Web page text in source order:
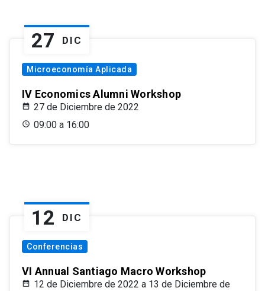
27 DIC
Microeconomía Aplicada
IV Economics Alumni Workshop
27 de Diciembre de 2022
09:00 a 16:00
12 DIC
Conferencias
VI Annual Santiago Macro Workshop
12 de Diciembre de 2022 a 13 de Diciembre de